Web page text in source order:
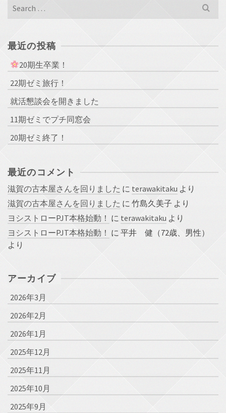
Search
最近の投稿
20期生卒業！
22期ゼミ旅行！
就活懇談会を開きました
11期ゼミでプチ同窓会
20期ゼミ終了！
最近のコメント
滋賀の古本屋さんを回りました に terawakitaku より
滋賀の古本屋さんを回りました に 竹島久美子 より
ヨシストローPJT本格始動！ に terawakitaku より
ヨシストローPJT本格始動！ に 平井 健（72歳、男性）
より
アーカイブ
2026年3月
2026年2月
2026年1月
2025年12月
2025年11月
2025年10月
2025年9月